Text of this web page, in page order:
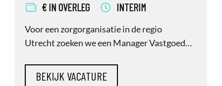
€ IN OVERLEG
INTERIM
Voor een zorgorganisatie in de regio
Utrecht zoeken we een Manager Vastgoed
inhuurdesk.